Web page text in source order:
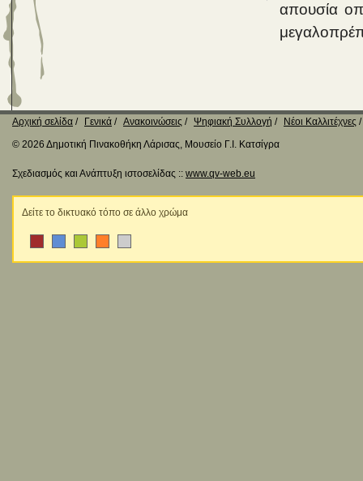
απουσία
Αρχική σελίδα Γενικά Ανακοινώσεις Ψηφιακή Συλλογή
Νέοι Καλλιτέχνες
© 2026 Δημοτική Πινακοθήκη Λάρισας, Μουσείο Γ.Ι. Κατσίγρα
Σχεδιασμός και Ανάπτυξη ιστοσελίδας :: www.qv-web.eu
Δείτε το δικτυακό τόπο σε άλλο χρώμα